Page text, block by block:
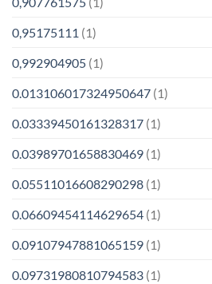
0,95175111 (1)
0,992904905 (1)
0.013106017324950647 (1)
0.03339450161328317 (1)
0.03989701658830469 (1)
0.05511016608290298 (1)
0.06609454114629654 (1)
0.09107947881065159 (1)
0.09731980810794583 (1)